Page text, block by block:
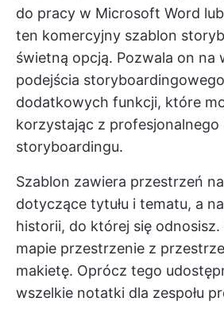
do pracy w Microsoft Word
ten komercyjny szablon
świetną opcją. Pozwala on na
podejścia
dodatkowych funkcji, które
korzystając z profesjonalnego
storyboardingu.
Szablon zawiera przestrzeń
dotyczące tytułu i tematu, a
historii, do której się odnosisz.
mapie przestrzenie z
makietę. Oprócz tego
wszelkie notatki dla zespołu